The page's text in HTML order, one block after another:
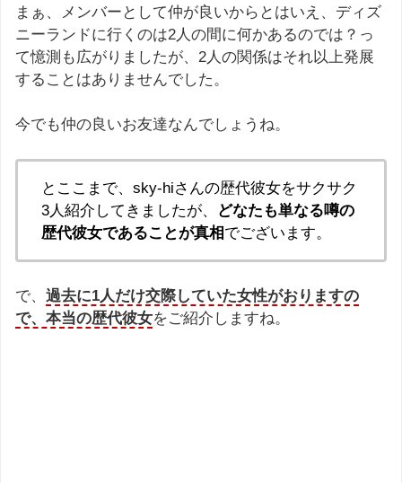
まぁ、メンバーとして仲が良いからとはいえ、ディズ
ニーランドに行くのは2人の間に何かあるのでは？っ
て憶測も広がりましたが、2人の関係はそれ以上発展
することはありませんでした。
今でも仲の良いお友達なんでしょうね。
とここまで、sky-hiさんの歴代彼女をサクサク
3人紹介してきましたが、
どなたも単なる噂の
歴代彼女であることが真相でございます。
で、 過去に1人だけ交際していた女性がおりますの
で、本当の歴代彼女をご紹介しますね。